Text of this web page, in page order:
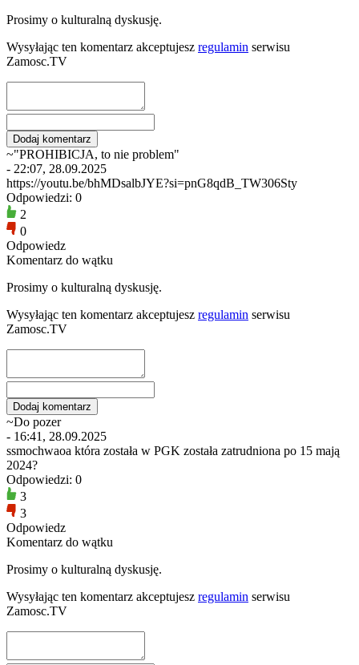
Prosimy o kulturalną dyskusję.
Wysyłając ten komentarz akceptujesz regulamin serwisu
Zamosc.TV
~"PROHIBICJA, to nie problem"
- 22:07, 28.09.2025
https://youtu.be/bhMDsalbJYE?si=pnG8qdB_TW306Sty
Odpowiedzi: 0
2
0
Odpowiedz
Komentarz do wątku
Prosimy o kulturalną dyskusję.
Wysyłając ten komentarz akceptujesz regulamin serwisu
Zamosc.TV
~Do pozer
- 16:41, 28.09.2025
ssmochwaoa która została w PGK została zatrudniona po 15 mają
2024?
Odpowiedzi: 0
3
3
Odpowiedz
Komentarz do wątku
Prosimy o kulturalną dyskusję.
Wysyłając ten komentarz akceptujesz regulamin serwisu
Zamosc.TV